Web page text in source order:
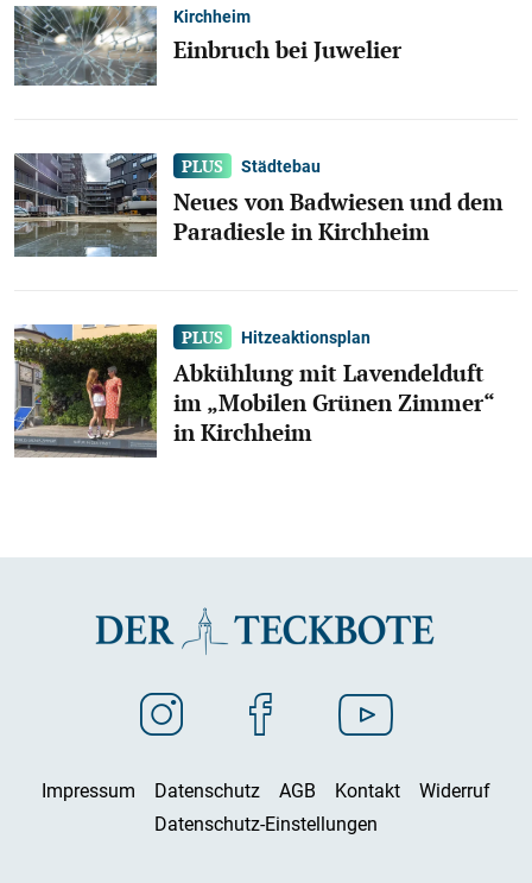
Kirchheim
Einbruch bei Juwelier
Städtebau
Neues von Badwiesen und dem
Paradiesle in Kirchheim
Hitzeaktionsplan
Abkühlung mit Lavendelduft
im „Mobilen Grünen Zimmer“
in Kirchheim
Impressum Datenschutz AGB Kontakt
Widerruf
Datenschutz-Einstellungen